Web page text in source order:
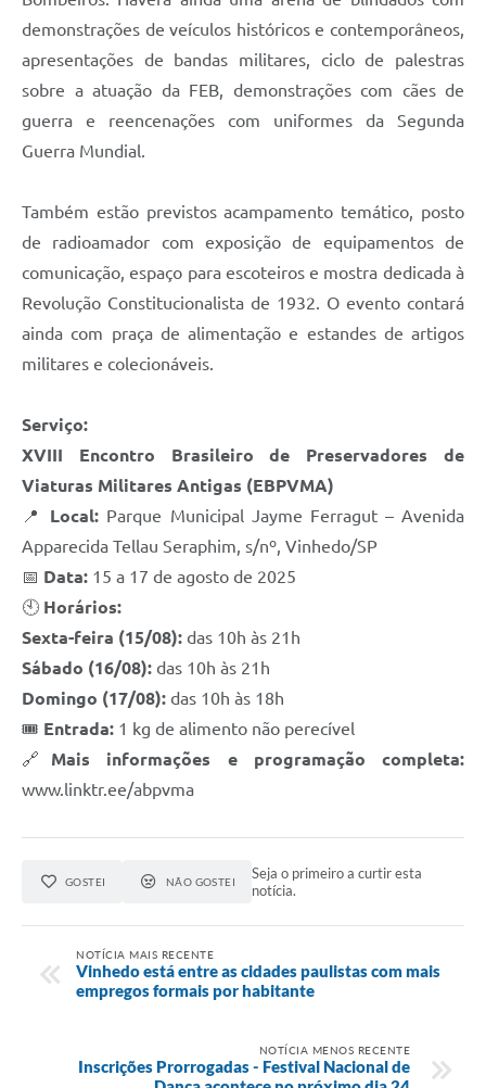
demonstrações de veículos históricos e contemporâneos,
apresentações de bandas militares, ciclo de palestras
sobre a atuação da FEB, demonstrações com cães de
guerra e reencenações com uniformes da Segunda
Guerra Mundial.
Também estão previstos acampamento temático, posto
de radioamador com exposição de equipamentos de
comunicação, espaço para escoteiros e mostra dedicada à
Revolução Constitucionalista de 1932. O evento contará
ainda com praça de alimentação e estandes de artigos
militares e colecionáveis.
Serviço:
XVIII Encontro Brasileiro de Preservadores de
Viaturas Militares Antigas (EBPVMA)
📍 Local: Parque Municipal Jayme Ferragut – Avenida
Apparecida Tellau Seraphim, s/nº, Vinhedo/SP
📅 Data: 15 a 17 de agosto de 2025
🕙 Horários:
Sexta-feira (15/08): das 10h às 21h
Sábado (16/08): das 10h às 21h
Domingo (17/08): das 10h às 18h
🎟 Entrada: 1 kg de alimento não perecível
🔗 Mais informações e programação completa:
www.linktr.ee/abpvma
GOSTEI NÃO GOSTEI
Seja o primeiro a curtir esta
notícia.
NOTÍCIA MAIS RECENTE
Vinhedo está entre as cidades paulistas com mais
empregos formais por habitante
NOTÍCIA MENOS RECENTE
Inscrições Prorrogadas - Festival Nacional de